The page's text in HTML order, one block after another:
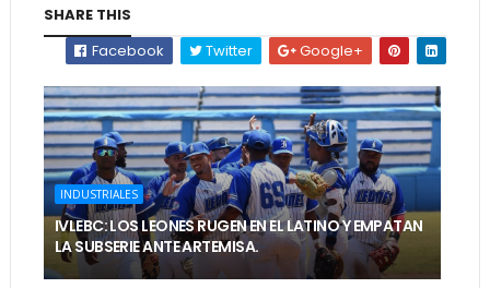
SHARE THIS
Facebook
Twitter Google+
INDUSTRIALES
IVLEBC: LOS LEONES RUGEN EN EL LATINO Y EMPATAN
LA SUBSERIE ANTE ARTEMISA.